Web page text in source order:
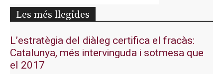
Les més llegides
L’estratègia del diàleg certifica el fracàs:
Catalunya, més intervinguda i sotmesa que
el 2017